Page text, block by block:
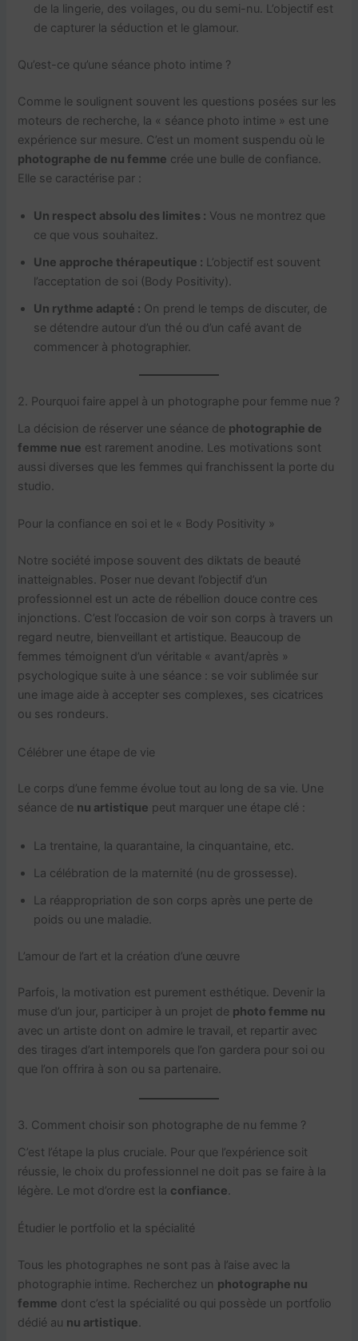
de la lingerie, des voilages, ou du semi-nu. L’objectif est
de capturer la séduction et le glamour.
Qu’est-ce qu’une séance photo intime ?
Comme le soulignent souvent les questions posées sur les
moteurs de recherche, la « séance photo intime » est une
expérience sur mesure. C’est un moment suspendu où le
photographe de nu femme crée une bulle de confiance.
Elle se caractérise par :
Un respect absolu des limites : Vous ne montrez que
ce que vous souhaitez.
Une approche thérapeutique : L’objectif est souvent
l’acceptation de soi (Body Positivity).
Un rythme adapté : On prend le temps de discuter, de
se détendre autour d’un thé ou d’un café avant de
commencer à photographier.
2. Pourquoi faire appel à un photographe pour femme nue ?
La décision de réserver une séance de photographie de
femme nue est rarement anodine. Les motivations sont
aussi diverses que les femmes qui franchissent la porte du
studio.
Pour la confiance en soi et le « Body Positivity »
Notre société impose souvent des diktats de beauté
inatteignables. Poser nue devant l’objectif d’un
professionnel est un acte de rébellion douce contre ces
injonctions. C’est l’occasion de voir son corps à travers un
regard neutre, bienveillant et artistique. Beaucoup de
femmes témoignent d’un véritable « avant/après »
psychologique suite à une séance : se voir sublimée sur
une image aide à accepter ses complexes, ses cicatrices
ou ses rondeurs.
Célébrer une étape de vie
Le corps d’une femme évolue tout au long de sa vie. Une
séance de nu artistique peut marquer une étape clé :
La trentaine, la quarantaine, la cinquantaine, etc.
La célébration de la maternité (nu de grossesse).
La réappropriation de son corps après une perte de
poids ou une maladie.
L’amour de l’art et la création d’une œuvre
Parfois, la motivation est purement esthétique. Devenir la
muse d’un jour, participer à un projet de photo femme nu
avec un artiste dont on admire le travail, et repartir avec
des tirages d’art intemporels que l’on gardera pour soi ou
que l’on offrira à son ou sa partenaire.
3. Comment choisir son photographe de nu femme ?
C’est l’étape la plus cruciale. Pour que l’expérience soit
réussie, le choix du professionnel ne doit pas se faire à la
légère. Le mot d’ordre est la confiance.
Étudier le portfolio et la spécialité
Tous les photographes ne sont pas à l’aise avec la
photographie intime. Recherchez un photographe nu
femme dont c’est la spécialité ou qui possède un portfolio
dédié au nu artistique.